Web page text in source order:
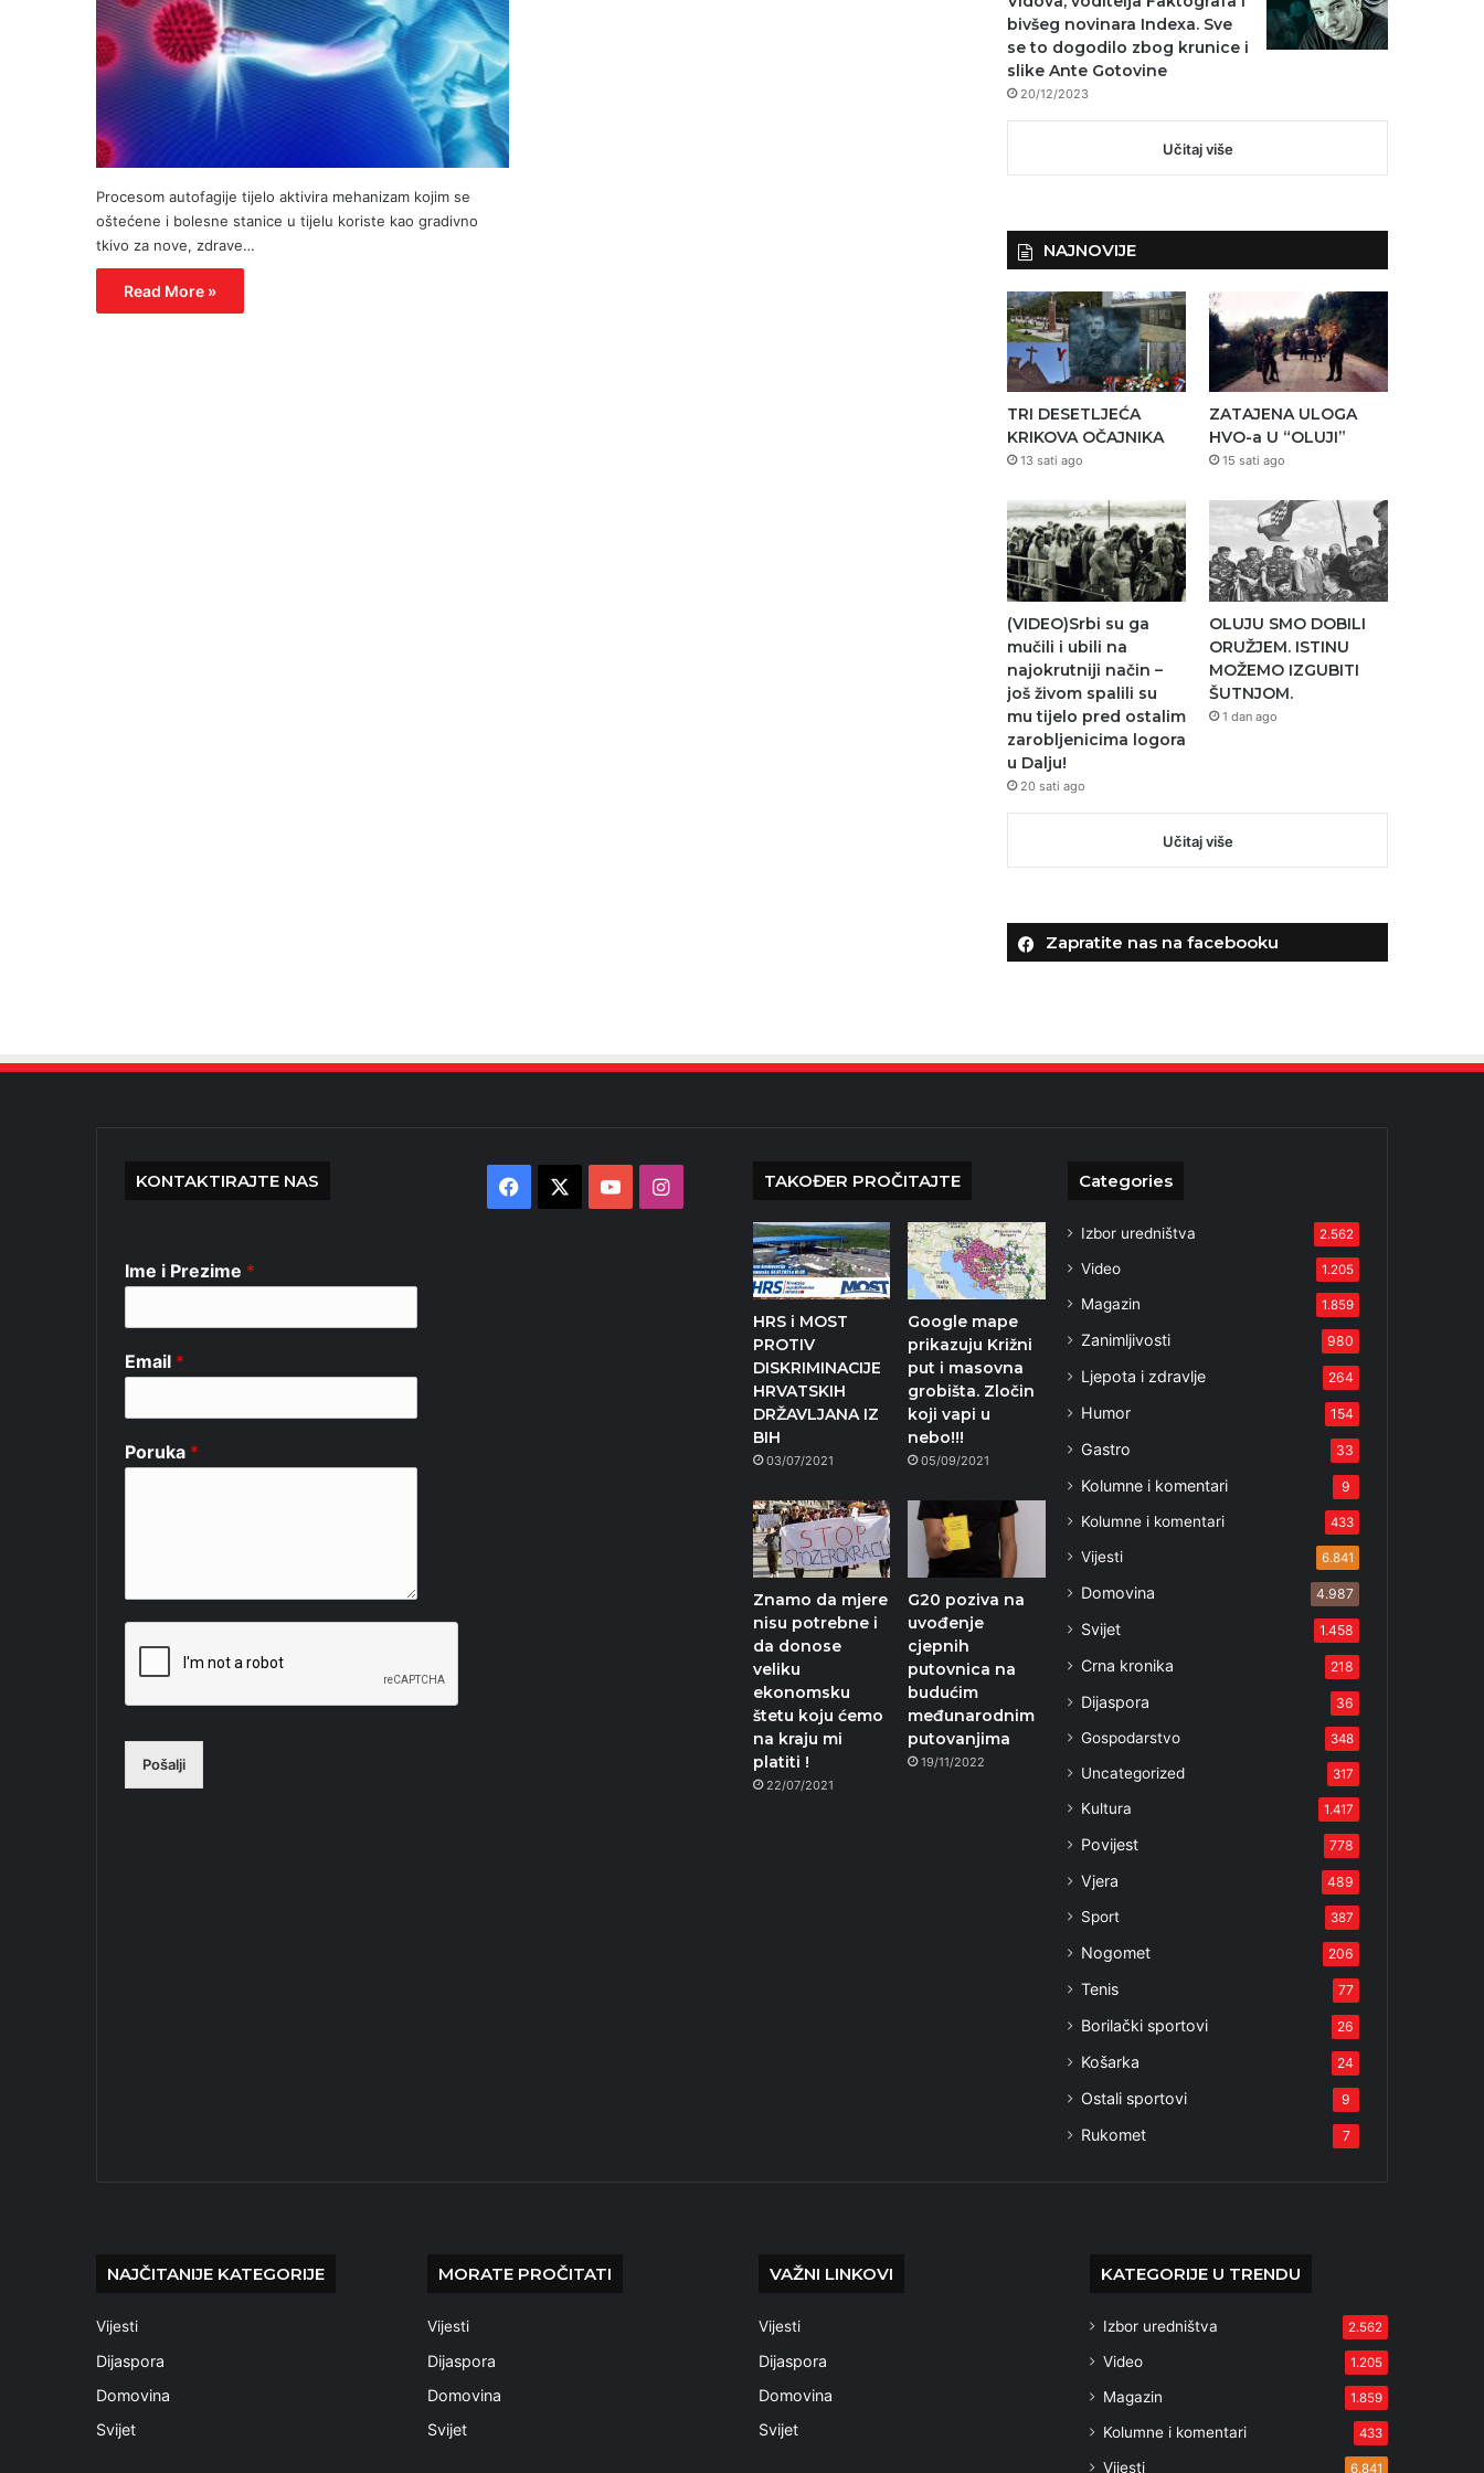
Procesom autofagije tijelo aktivira mehanizam kojim se
oštećene i bolesne stanice u tijelu koriste kao gradivno
tkivo za nove, zdrave…
Read More »
bivšeg novinara Indexa. Sve
se to dogodilo zbog krunice i
slike Ante Gotovine
20/12/2023
Učitaj više
NAJNOVIJE
TRI DESETLJEĆA
KRIKOVA OČAJNIKA
13 sati ago
ZATAJENA ULOGA
HVO-a U “OLUJI”
15 sati ago
(VIDEO)Srbi su ga
mučili i ubili na
najokrutniji način –
još živom spalili su
mu tijelo pred ostalim
zarobljenicima logora
u Dalju!
20 sati ago
OLUJU SMO DOBILI
ORUŽJEM. ISTINU
MOŽEMO IZGUBITI
ŠUTNJOM.
1 dan ago
Učitaj više
Zapratite nas na facebooku
KONTAKTIRAJTE NAS
Ime i Prezime *
Email *
Poruka *
Pošalji
Facebook YouTubeInstagram TAKOĐER PROČITAJTE
HRS i MOST
PROTIV
DISKRIMINACIJE
HRVATSKIH
DRŽAVLJANA IZ
BIH
03/07/2021
Google mape
prikazuju Križni
put i masovna
grobišta. Zločin
koji vapi u
nebo!!!
05/09/2021
Znamo da mjere
nisu potrebne i
da donose
veliku
ekonomsku
štetu koju ćemo
na kraju mi
platiti !
22/07/2021
G20 poziva na
uvođenje
cjepnih
putovnica na
budućim
međunarodnim
putovanjima
19/11/2022
Categories
Izbor uredništva 2.562
Video 1.205
Magazin 1.859
Zanimljivosti 980
Ljepota i zdravlje 264
Humor 154
Gastro 33
Kolumne i komentari 9
Kolumne i komentari 433
Vijesti 6.841
Domovina 4.987
Svijet 1.458
Crna kronika 218
Dijaspora 36
Gospodarstvo 348
Uncategorized 317
Kultura 1.417
Povijest 778
Vjera 489
Sport 387
Nogomet 206
Tenis 77
Borilački sportovi 26
Košarka 24
Ostali sportovi 9
Rukomet 7
NAJČITANIJE KATEGORIJE
Vijesti
Dijaspora
Domovina
Svijet
MORATE PROČITATI
Vijesti
Dijaspora
Domovina
Svijet
VAŽNI LINKOVI
Vijesti
Dijaspora
Domovina
Svijet
KATEGORIJE U TRENDU
Izbor uredništva 2.562
Video 1.205
Magazin 1.859
Kolumne i komentari 433
Vijesti 6.841